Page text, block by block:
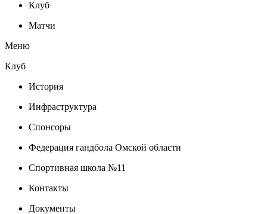
Клуб
Матчи
Меню
Клуб
История
Инфраструктура
Спонсоры
Федерация гандбола Омской области
Спортивная школа №11
Контакты
Документы